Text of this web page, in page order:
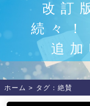
改訂
続々
追
ホーム > タグ：絶賛